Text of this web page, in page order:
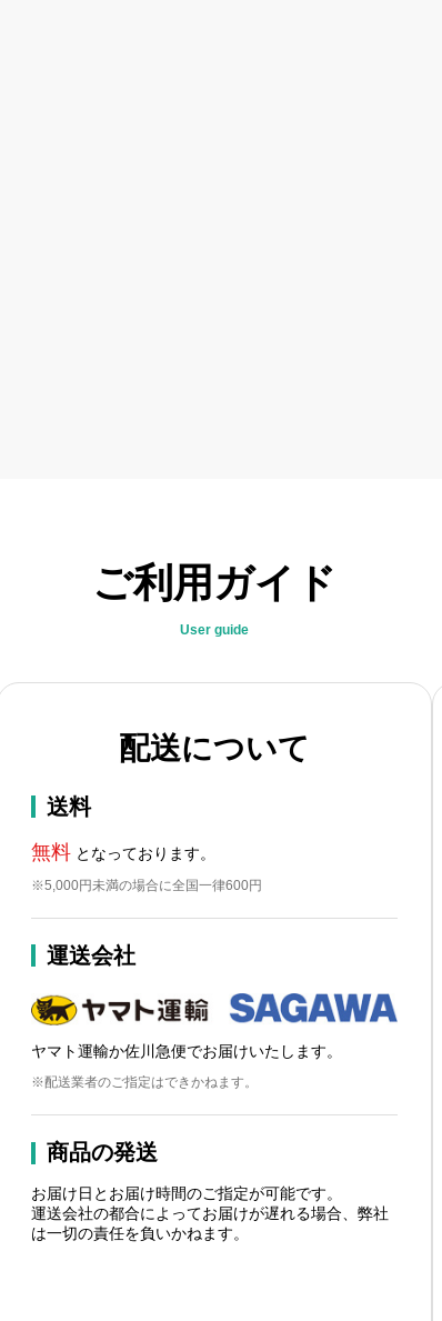
ご利用ガイド
User guide
配送について
送料
無料となっております。
※5,000円未満の場合に全国一律600円
運送会社
ヤマト運輸か佐川急便でお届けいたします。
※配送業者のご指定はできかねます。
商品の発送
お届け日とお届け時間のご指定が可能です。
運送会社の都合によってお届けが遅れる場合、弊社
は一切の責任を負いかねます。